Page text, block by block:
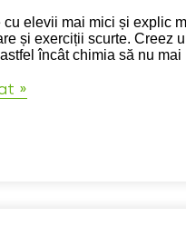
cu elevii mai mici și explic
și exerciții scurte. Creez
încât chimia să nu mai
»